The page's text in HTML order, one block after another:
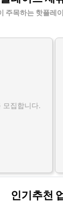
주목하는 핫플레
모집합니다.
인기추천